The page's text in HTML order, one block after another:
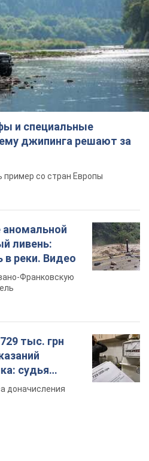
и специальные
джипинга решают за
пример со стран Европы
аномальной
ливень:
в реки. Видео
Франковскую
тыс. грн
судья
доначисления